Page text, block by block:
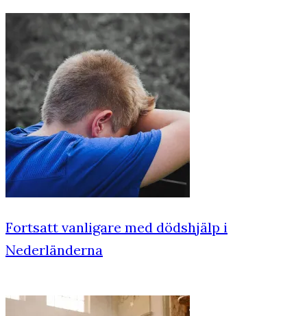
Fortsatt vanligare med dödshjälp i
Nederländerna